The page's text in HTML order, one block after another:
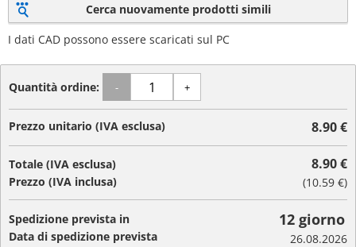
Cerca nuovamente prodotti simili
I dati CAD possono essere scaricati sul PC
Quantità ordine: - +
Prezzo unitario (IVA esclusa) 8.90 €
Totale (IVA esclusa)
Prezzo (IVA inclusa)
8.90 €
(10.59 €)
Spedizione prevista in
Data di spedizione prevista
12 giorno
26.08.2026